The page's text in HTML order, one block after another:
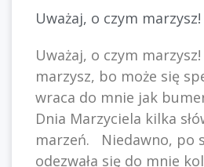
Uważaj, o czym marzysz!
Uważaj, o czym
marzysz, bo może się
wraca do mnie jak
Dnia Marzyciela kilka
marzeń. Niedawno, po
odezwała się do mnie